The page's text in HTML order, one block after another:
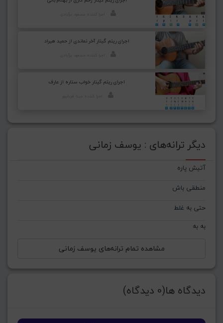
اجرای ریتم گیتار آخر نماندی از حمید هیراد
اجرای ریتم گیتار خواب ستاره از عارف
دیگر ترانه‌های : یوسف زمانی
آتیش پاره
منطقی باش
حتی به غلط
به به
مشاهده تمام ترانه‌های یوسف زمانی
دیدگاه ها(0 دیدگاه)